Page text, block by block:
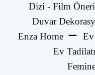
Dizi - Film
Duvar
Enza Home
Ev Tadilatı